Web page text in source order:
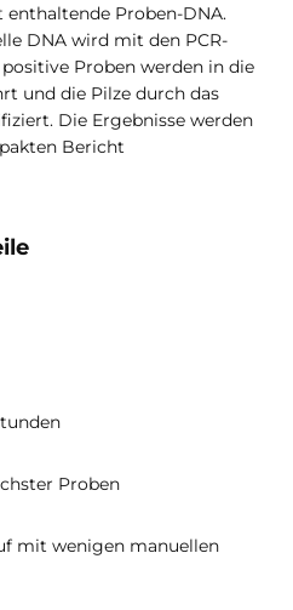
Proben-DNA.
DNA wird mit den PCR-
Proben werden in die
und die Pilze durch das
Die Ergebnisse werden
Bericht
Proben
mit wenigen manuellen